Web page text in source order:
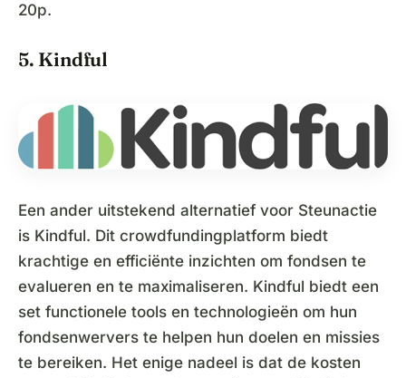
20p.
5. Kindful
Een ander uitstekend alternatief voor Steunactie
is Kindful. Dit crowdfundingplatform biedt
krachtige en efficiënte inzichten om fondsen te
evalueren en te maximaliseren. Kindful biedt een
set functionele tools en technologieën om hun
fondsenwervers te helpen hun doelen en missies
te bereiken. Het enige nadeel is dat de kosten